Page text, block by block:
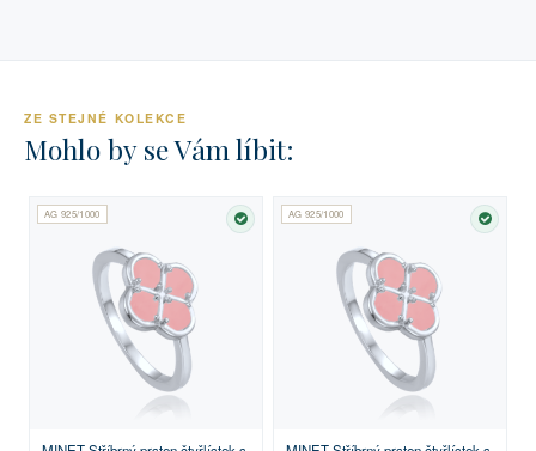
ZE STEJNÉ KOLEKCE
Mohlo by se Vám líbit:
AG 925/1000
SKLADEM
AG 925/1000